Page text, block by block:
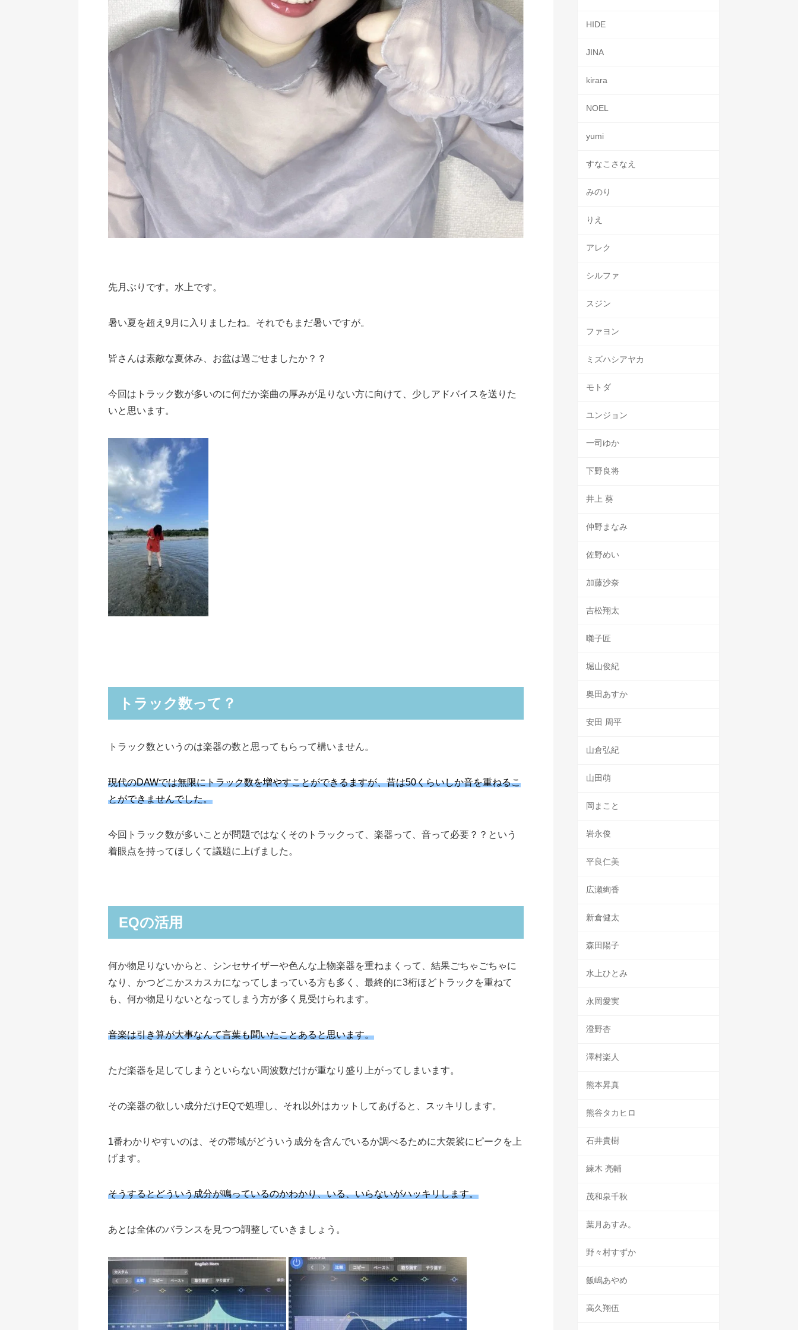
先月ぶりです。水上です。
暑い夏を超え9月に入りましたね。それでもまだ暑いですが。
皆さんは素敵な夏休み、お盆は過ごせましたか？？
今回はトラック数が多いのに何だか楽曲の厚みが足りない方に向けて、少しアドバイスを送りた
いと思います。
トラック数って？
トラック数というのは楽器の数と思ってもらって構いません。
現代のDAWでは無限にトラック数を増やすことができるますが、昔は50くらいしか音を重ねるこ
とができませんでした。
今回トラック数が多いことが問題ではなくそのトラックって、楽器って、音って必要？？という
着眼点を持ってほしくて議題に上げました。
EQの活用
何か物足りないからと、シンセサイザーや色んな上物楽器を重ねまくって、結果ごちゃごちゃに
なり、かつどこかスカスカになってしまっている方も多く、最終的に3桁ほどトラックを重ねて
も、何か物足りないとなってしまう方が多く見受けられます。
音楽は引き算が大事なんて言葉も聞いたことあると思います。
ただ楽器を足してしまうといらない周波数だけが重なり盛り上がってしまいます。
その楽器の欲しい成分だけEQで処理し、それ以外はカットしてあげると、スッキリします。
1番わかりやすいのは、その帯域がどういう成分を含んでいるか調べるために大袈裟にピークを上
げます。
そうするとどういう成分が鳴っているのかわかり、いる、いらないがハッキリします。
あとは全体のバランスを見つつ調整していきましょう。
HIDE
JINA
kirara
NOEL
yumi
すなこさなえ
みのり
りえ
アレク
シルファ
スジン
ファヨン
ミズハシアヤカ
モトダ
ユンジョン
一司ゆか
下野良将
井上 葵
仲野まなみ
佐野めい
加藤沙奈
吉松翔太
囃子匠
堀山俊紀
奥田あすか
安田 周平
山倉弘紀
山田萌
岡まこと
岩永俊
平良仁美
広瀬絢香
新倉健太
森田陽子
水上ひとみ
永岡愛実
澄野杏
澤村楽人
熊本昇真
熊谷タカヒロ
石井貴樹
練木 亮輔
茂和泉千秋
葉月あすみ。
野々村すずか
飯嶋あやめ
高久翔伍